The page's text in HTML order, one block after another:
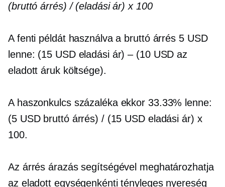
(bruttó árrés) / (eladási ár) x 100
A fenti példát használva a bruttó árrés 5 USD
lenne: (15 USD eladási ár) – (10 USD az
eladott áruk költsége).
A haszonkulcs százaléka ekkor 33.33% lenne:
(5 USD bruttó árrés) / (15 USD eladási ár) x
100.
Az árrés árazás segítségével meghatározhatja
az eladott egységenkénti tényleges nyereség